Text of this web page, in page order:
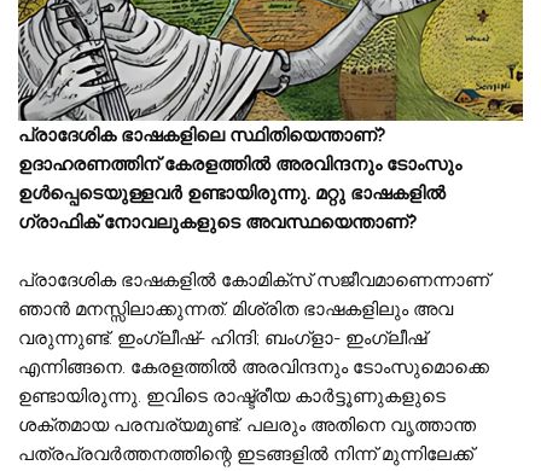
പ്രാദേശിക ഭാഷകളിലെ സ്ഥിതിയെന്താണ്?
ഉദാഹരണത്തിന് കേരളത്തിൽ അരവിന്ദനും ടോംസും
ഉൾപ്പെടെയുള്ളവർ ഉണ്ടായിരുന്നു. മറ്റു ഭാഷകളിൽ
ഗ്രാഫിക് നോവലുകളുടെ അവസ്ഥയെന്താണ്?
പ്രാദേശിക ഭാഷകളിൽ കോമിക്സ് സജീവമാണെന്നാണ്
ഞാൻ മനസ്സിലാക്കുന്നത്. മിശ്രിത ഭാഷകളിലും അവ
വരുന്നുണ്ട്. ഇംഗ്ലീഷ്- ഹിന്ദി; ബംഗ്ളാ- ഇംഗ്ലീഷ്
എന്നിങ്ങനെ. കേരളത്തിൽ അരവിന്ദനും ടോംസുമൊക്കെ
ഉണ്ടായിരുന്നു. ഇവിടെ രാഷ്ട്രീയ കാർട്ടൂണുകളുടെ
ശക്തമായ പരമ്പര്യമുണ്ട്. പലരും അതിനെ വൃത്താന്ത
പത്രപ്രവർത്തനത്തിന്റെ ഇടങ്ങളിൽ നിന്ന് മുന്നിലേക്ക്